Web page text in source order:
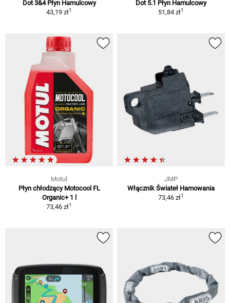
Dot 3&4 Płyn Hamulcowy
43,19 zł1
Dot 5.1 Płyn Hamulcowy
51,84 zł1
Motul
Płyn chłodzący Motocool FL
Organic+ 1 l
73,46 zł1
JMP
Włącznik Świateł Hamowania
73,46 zł1